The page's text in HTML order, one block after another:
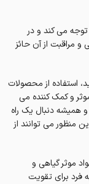
می کند و در
و مراقبت از آن حائز
استفاده از محصولات
و کمک کننده می
همیشه دنبال یک راه
منظور می توانند از
موثر گیاهی و
برای تقویت